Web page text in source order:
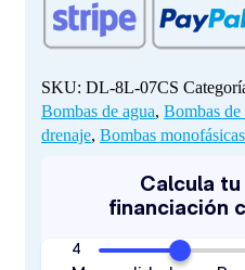
DL-
8L-
cantidad
SKU: DL-8L-07CS
Bombas de agua, Bombas de
drenaje, Bombas monofásicas